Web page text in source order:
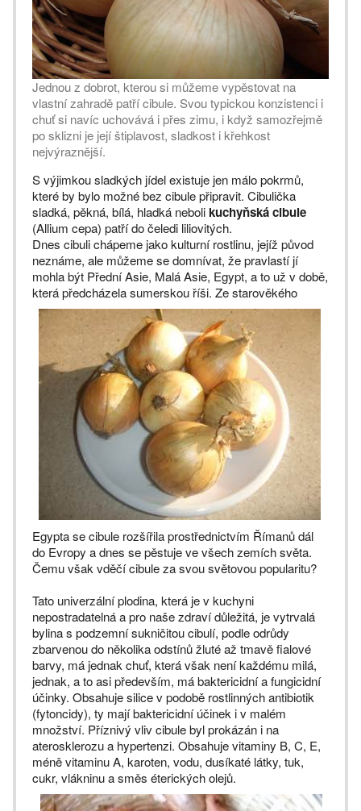
Jednou z dobrot, kterou si můžeme vypěstovat na
vlastní zahradě patří cibule. Svou typickou konzistenci i
chuť si navíc uchovává i přes zimu, i když samozřejmě
po sklizni je její štiplavost, sladkost i křehkost
nejvýraznější.
S výjimkou sladkých jídel existuje jen málo pokrmů,
které by bylo možné bez cibule připravit. Cibulička
sladká, pěkná, bílá, hladká nebolikuchyňská cibule
(Allium cepa) patří do čeledi liliovitých.
Dnes cibuli chápeme jako kulturní rostlinu, jejíž původ
neznáme, ale můžeme se domnívat, že pravlastí jí
mohla být Přední Asie, Malá Asie, Egypt, a to už v době,
která předcházela sumerskou říši. Ze starověkého
Egypta se cibule rozšířila prostřednictvím Římanů dál
do Evropy a dnes se pěstuje ve všech zemích světa.
Čemu však vděčí cibule za svou světovou popularitu?
Tato univerzální plodina, která je v kuchyni
nepostradatelná a pro naše zdraví důležitá, je vytrvalá
bylina s podzemní sukničitou cibulí, podle odrůdy
zbarvenou do několika odstínů žluté až tmavě fialové
barvy, má jednak chuť, která však není každému milá,
jednak, a to asi především, má baktericidní a fungicidní
účinky. Obsahuje silice v podobě rostlinných antibiotik
(fytoncidy), ty mají baktericidní účinek i v malém
množství. Příznivý vliv cibule byl prokázán i na
aterosklerozu a hypertenzi. Obsahuje vitaminy B, C, E,
méně vitaminu A, karoten, vodu, dusíkaté látky, tuk,
cukr, vlákninu a směs éterických olejů.